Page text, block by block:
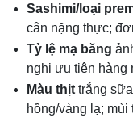
Sashimi/loại
cân nặng thực;
Tỷ lệ mạ băng
nghị ưu tiên hàng
Màu thịttrắng
hồng/vàng lạ;